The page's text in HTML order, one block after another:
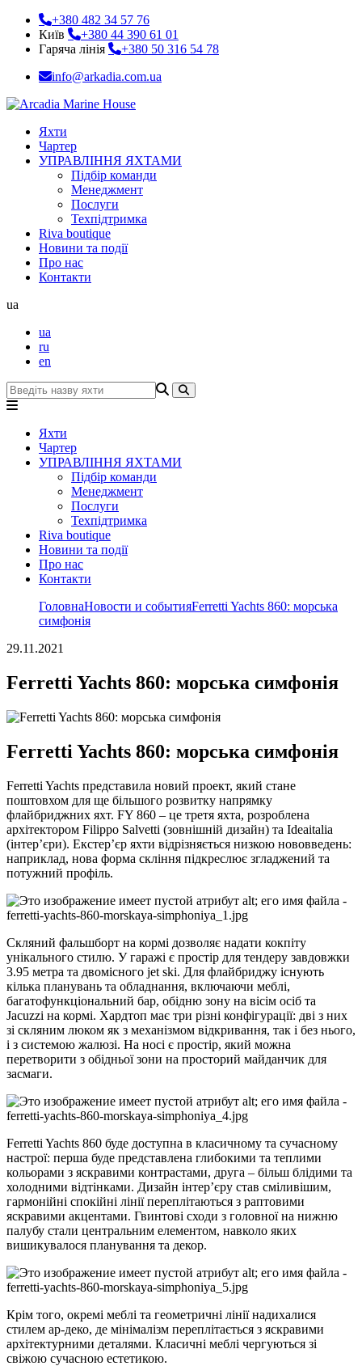
+380 482 34 57 76
Київ
+380 44 390 61 01
Гаряча лінія
+380 50 316 54 78
info@arkadia.com.ua
Яхти
Чартер
УПРАВЛІННЯ ЯХТАМИ
Підбір команди
Менеджмент
Послуги
Техпідтримка
Riva boutique
Новини та події
Про нас
Контакти
ua
ua
ru
en
Яхти
Чартер
УПРАВЛІННЯ ЯХТАМИ
Підбір команди
Менеджмент
Послуги
Техпідтримка
Riva boutique
Новини та події
Про нас
Контакти
ГоловнаНовости и событияFerretti Yachts 860: морська
симфонія
29.11.2021
Ferretti Yachts 860: морська симфонія
Ferretti Yachts 860: морська симфонія
Ferretti Yachts представила новий проект, який стане
поштовхом для ще більшого розвитку напрямку
флайбриджних яхт. FY 860 – це третя яхта, розроблена
архітектором Filippo Salvetti (зовнішній дизайн) та Ideaitalia
(інтер’єри). Екстер’єр яхти відрізняється низкою нововведень:
наприклад, нова форма скління підкреслює згладжений та
потужний профіль.
Скляний фальшборт на кормі дозволяє надати кокпіту
унікального стилю. У гаражі є простір для тендеру завдовжки
3.95 метра та двомісного jet ski. Для флайбриджу існують
кілька планувань та обладнання, включаючи меблі,
багатофункціональний бар, обідню зону на вісім осіб та
Jacuzzi на кормі. Хардтоп має три різні конфігурації: дві з них
зі скляним люком як з механізмом відкривання, так і без нього,
і з системою жалюзі. На носі є простір, який можна
перетворити з обідньої зони на просторий майданчик для
засмаги.
Ferretti Yachts 860 буде доступна в класичному та сучасному
настрої: перша буде представлена глибокими та теплими
кольорами з яскравими контрастами, друга – більш блідими та
холодними відтінками. Дизайн інтер’єру став сміливішим,
гармонійні спокійні лінії переплітаються з раптовими
яскравими акцентами. Гвинтові сходи з головної на нижню
палубу стали центральним елементом, навколо яких
вишикувалося планування та декор.
Крім того, окремі меблі та геометричні лінії надихалися
стилем ар-деко, де мінімалізм переплітається з яскравими
архітектурними деталями. Класичні меблі чергуються зі
свіжою сучасною естетикою.